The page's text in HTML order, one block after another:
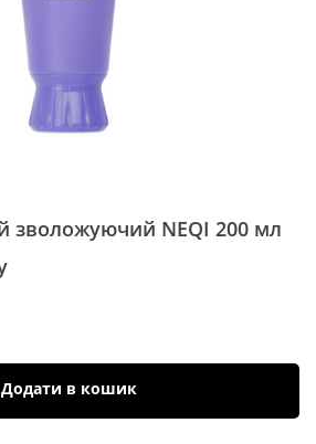
зволожуючий NEQI 200 мл
Додати в кошик